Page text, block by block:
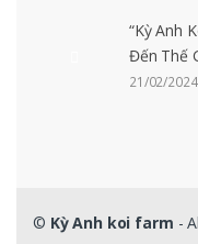
“Kỳ Anh
Đến Thế
21/02/2024
© Kỳ Anh koi farm -